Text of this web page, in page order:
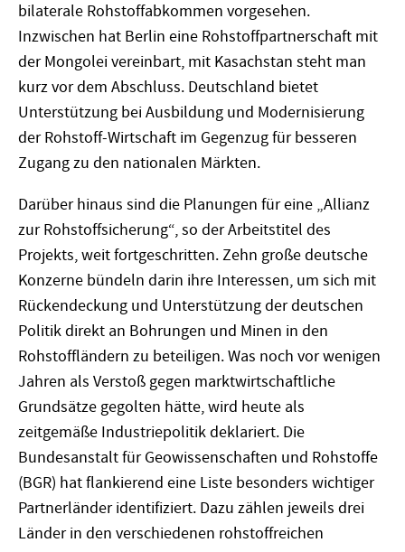
bilaterale Rohstoffabkommen vorgesehen.
Inzwischen hat Berlin eine Rohstoffpartnerschaft mit
der Mongolei vereinbart, mit Kasachstan steht man
kurz vor dem Abschluss. Deutschland bietet
Unterstützung bei Ausbildung und Modernisierung
der Rohstoff-Wirtschaft im Gegenzug für besseren
Zugang zu den nationalen Märkten.
Darüber hinaus sind die Planungen für eine „Allianz
zur Rohstoffsicherung“, so der Arbeitstitel des
Projekts, weit fortgeschritten. Zehn große deutsche
Konzerne bündeln darin ihre Interessen, um sich mit
Rückendeckung und Unterstützung der deutschen
Politik direkt an Bohrungen und Minen in den
Rohstoffländern zu beteiligen. Was noch vor wenigen
Jahren als Verstoß gegen marktwirtschaftliche
Grundsätze gegolten hätte, wird heute als
zeitgemäße Industriepolitik deklariert. Die
Bundesanstalt für Geowissenschaften und Rohstoffe
(BGR) hat flankierend eine Liste besonders wichtiger
Partnerländer identifiziert. Dazu zählen jeweils drei
Länder in den verschiedenen rohstoffreichen